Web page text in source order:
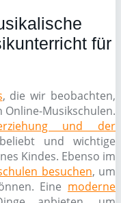
für
, die wir beobachten,
Musikschulen.
und der
und wichtige
Kindes. Ebenso im
besuchen, um
Eine moderne